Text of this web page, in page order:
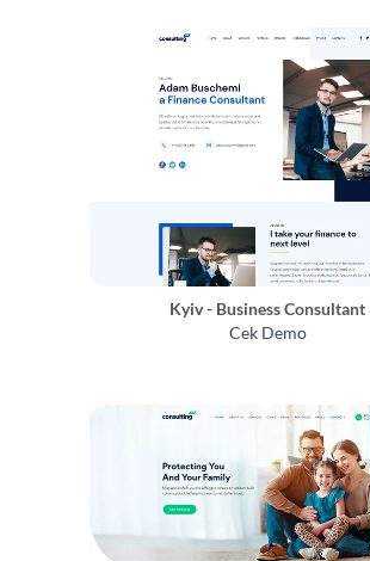
Kyiv - Business Consultant
Cek Demo